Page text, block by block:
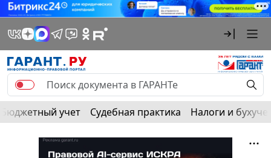
Бюджетный учет Судебная практика Налоги и